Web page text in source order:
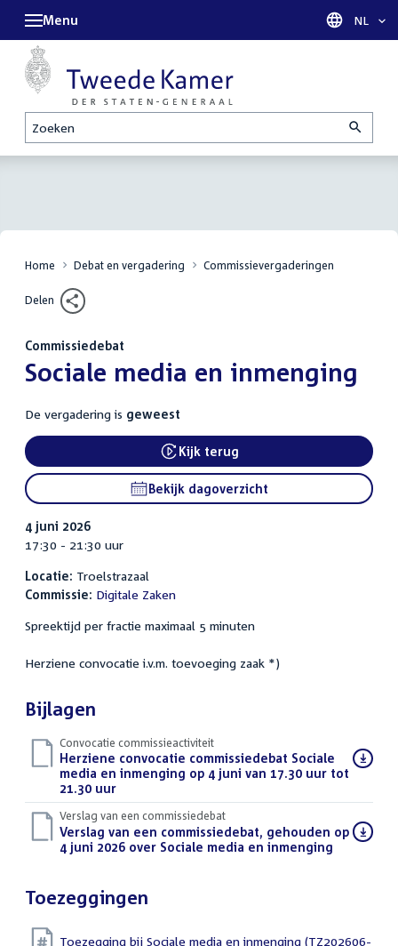
Zoeken
Menu Taal
NL
Home Debat en vergadering Commissievergaderingen
Delen
Commissiedebat
:Sociale media en inmenging
De vergadering is geweest
External link:
Kijk terug
Bekijk dagoverzicht
4 juni 2026
17:30 - 21:30 uur
Locatie: Troelstrazaal
Commissie: Digitale Zaken
Spreektijd per fractie maximaal 5 minuten
Herziene convocatie i.v.m. toevoeging zaak *)
Bijlagen
Convocatie commissieactiviteit
Download
bestand:
Herziene convocatie commissiedebat Sociale
media en inmenging op 4 juni van 17.30 uur tot
21.30 uur(PDF)
Verslag van een commissiedebat
Download
bestand:
Verslag van een commissiedebat, gehouden op
4 juni 2026 over Sociale media en inmenging (DOCX)
Toezeggingen
Toezegging bij Sociale media en inmenging (TZ202606-